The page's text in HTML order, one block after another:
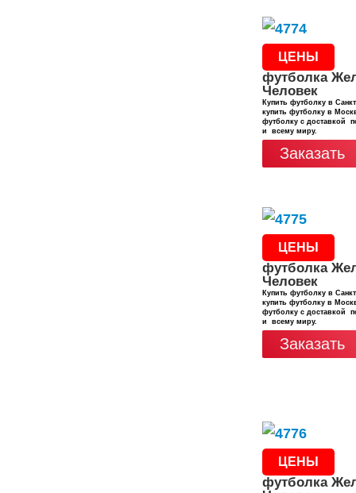
ЦЕНЫ
футболка
Человек
Купить футболку в
купить футболку в
футболку с доставкой
и всему миру.
Заказать
ЦЕНЫ
футболка
Человек
Купить футболку в
купить футболку в
футболку с доставкой
и всему миру.
Заказать
ЦЕНЫ
футболка